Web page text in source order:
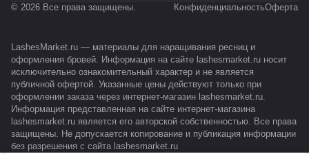
© 2026 Все права защищены. КонфиденциальностьОферта
LashesMarket.ru — материалы для наращивания ресниц и
оформления бровей. Информация на сайте lashesmarket.ru носит
исключительно ознакомительный характер и не является
публичной офертой. Указанные цены действуют только при
оформлении заказа через интернет-магазин lashesmarket.ru.
Информация представленная на сайте интернет-магазина
lashesmarket.ru является его авторской собственностью. Все права
защищены. Не допускается копирование и публикация информации
без разрешения с сайта lashesmarket.ru